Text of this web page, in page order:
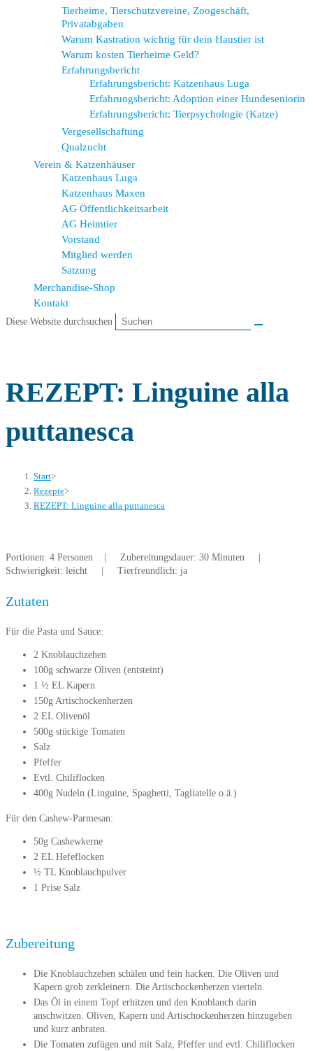
Tierheime, Tierschutzvereine, Zoogeschäft,
Privatabgaben
Warum Kastration wichtig für dein Haustier ist
Warum kosten Tierheime Geld?
Erfahrungsbericht
Erfahrungsbericht: Katzenhaus Luga
Erfahrungsbericht: Adoption einer Hundeseniorin
Erfahrungsbericht: Tierpsychologie (Katze)
Vergesellschaftung
Qualzucht
Verein & Katzenhäuser
Katzenhaus Luga
Katzenhaus Maxen
AG Öffentlichkeitsarbeit
AG Heimtier
Vorstand
Mitglied werden
Satzung
Merchandise-Shop
Kontakt
Diese Website durchsuchen
REZEPT: Linguine alla
puttanesca
Start>
Rezepte>
REZEPT: Linguine alla puttanesca
Portionen: 4 Personen | Zubereitungsdauer: 30 Minuten |
Schwierigkeit: leicht | Tierfreundlich: ja
Zutaten
Für die Pasta und Sauce:
2 Knoblauchzehen
100g schwarze Oliven (entsteint)
1 ½ EL Kapern
150g Artischockenherzen
2 EL Olivenöl
500g stückige Tomaten
Salz
Pfeffer
Evtl. Chiliflocken
400g Nudeln (Linguine, Spaghetti, Tagliatelle o.ä.)
Für den Cashew-Parmesan:
50g Cashewkerne
2 EL Hefeflocken
½ TL Knoblauchpulver
1 Prise Salz
Zubereitung
Die Knoblauchzehen schälen und fein hacken. Die Oliven und
Kapern grob zerkleinern. Die Artischockenherzen vierteln.
Das Öl in einem Topf erhitzen und den Knoblauch darin
anschwitzen. Oliven, Kapern und Artischockenherzen hinzugeben
und kurz anbraten.
Die Tomaten zufügen und mit Salz, Pfeffer und evtl. Chiliflocken